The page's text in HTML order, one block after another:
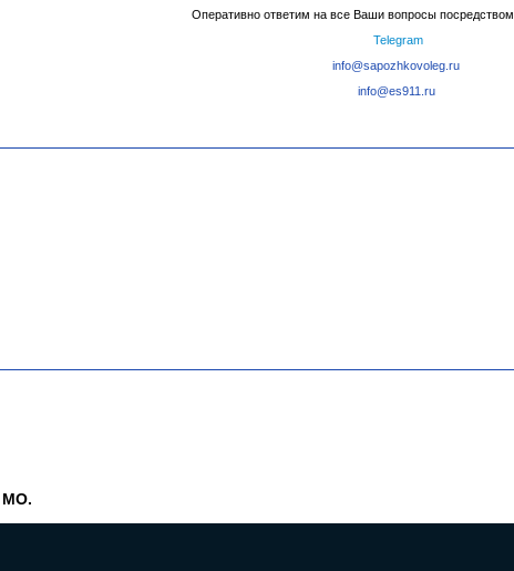
Оперативно ответим на все Ваши вопросы
Telegram
info@sapozhkovoleg.ru
info@es911.ru
МО.